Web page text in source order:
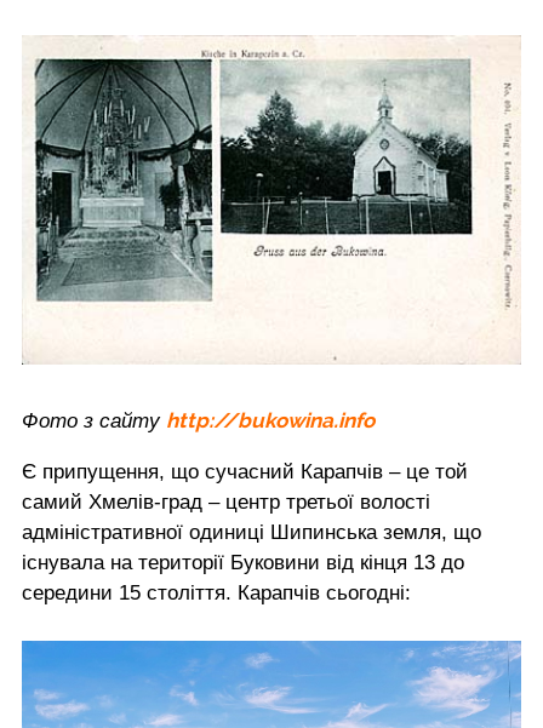
Фото з сайту http://bukowina.info
Є припущення, що сучасний Карапчів – це той
самий Хмелів-град – центр третьої волості
адміністративної одиниці Шипинська земля, що
існувала на території Буковини від кінця 13 до
середини 15 століття. Карапчів сьогодні: